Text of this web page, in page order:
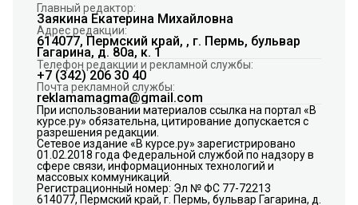
Главный редактор:
Заякина Екатерина Михайловна
Адрес редакции:
614077, Пермский край, , г. Пермь, бульвар
Гагарина, д. 80а, к. 1
Телефон редакции и рекламной службы:
+7 (342) 206 30 40
Почта рекламной службы:
reklamamagma@gmail.com
При использовании материалов ссылка на портал «В
курсе.ру» обязательна, цитирование допускается с
разрешения редакции.
Сетевое издание «В курсе.ру» зарегистрировано
01.02.2018 года Федеральной службой по надзору в
сфере связи, информационных технологий и
массовых коммуникаций.
Регистрационный номер: Эл № ФС 77-72213
614077, Пермский край, г. Пермь, бульвар Гагарина, д.